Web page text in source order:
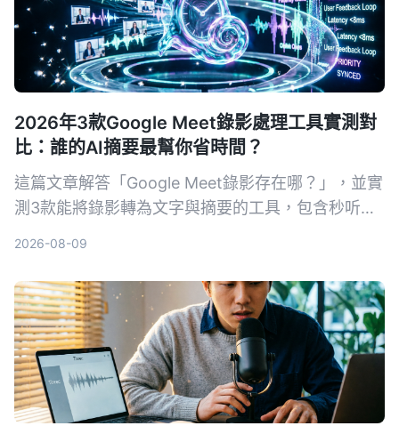
2026年3款Google Meet錄影處理工具實測對
比：誰的AI摘要最幫你省時間？
這篇文章解答「Google Meet錄影存在哪？」，並實
測3款能將錄影轉為文字與摘要的工具，包含秒听录
2026-08-09